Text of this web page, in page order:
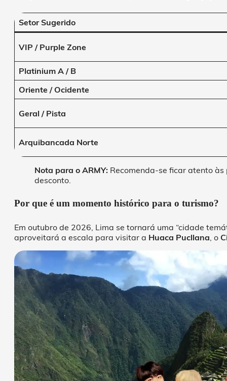
Setor Sugerido
VIP / Purple Zone
Platinium A / B
Oriente / Ocidente
Geral / Pista
Arquibancada Norte
Nota para o ARMY: Recomenda-se ficar atento
desconto.
Por que é um momento histórico para o turismo?
Em outubro de 2026, Lima se tornará uma “cidade
aproveitará a escala para visitar a Huaca Pucllana , o